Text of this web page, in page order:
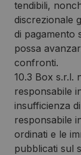
tendibili,
discrezionale
di pagamento
possa
confronti.
10.3 Box s.r.l.
responsabile
insufficienza
responsabile
ordinati e le
pubblicati sul